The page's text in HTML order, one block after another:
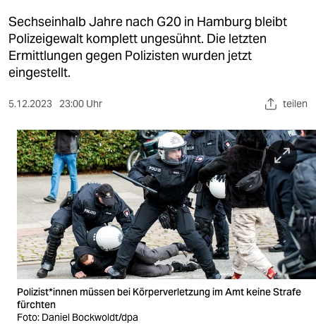
sport
berlin
nord
wahrheit
verlag
verlag
veranstaltungen
shop
fragen & hilfe
unterstützen
abo
Sechseinhalb Jahre nach G20 in Hamburg bleibt
Polizeigewalt komplett ungesühnt. Die letzten
Ermittlungen gegen Polizisten wurden jetzt
eingestellt.
5.12.2023 23:00 Uhr teilen
Po­li­zis­t*in­nen müssen bei Körperverletzung im Amt keine Strafe
fürchten
Foto: Daniel Bockwoldt/dpa